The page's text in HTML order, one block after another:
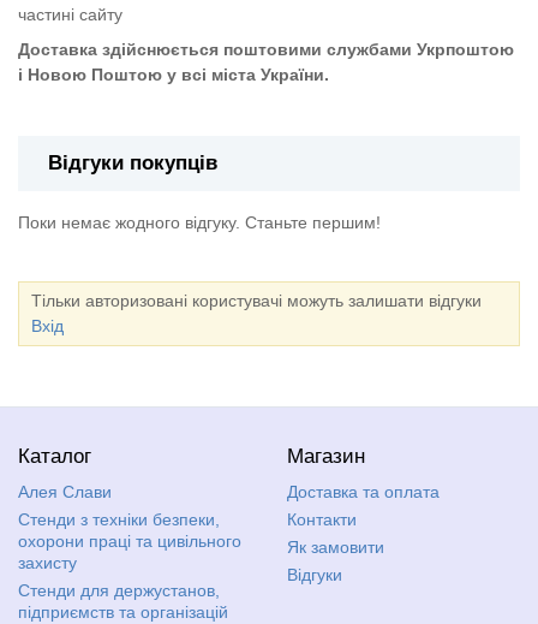
частині сайту
Доставка здійснюється поштовими службами Укрпоштою
і Новою Поштою у всі міста України.
Відгуки покупців
Поки немає жодного відгуку. Станьте першим!
Тільки авторизовані користувачі можуть залишати відгуки
Вхід
Каталог
Алея Слави
Стенди з техніки безпеки,
охорони праці та цивільного
захисту
Стенди для держустанов,
підприємств та організацій
Магазин
Доставка та оплата
Контакти
Як замовити
Відгуки